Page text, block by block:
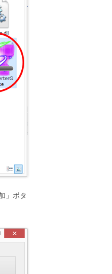
」ボタ